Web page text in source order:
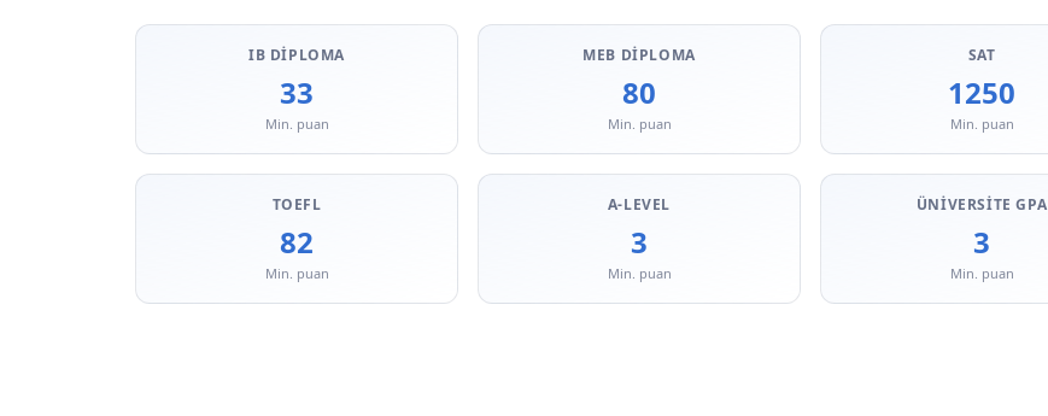
IB DIPLOMA
33
Min. puan
MEB DIPLOMA
80
Min. puan
SAT
1250
Min. puan
TOEFL
82
Min. puan
A-LEVEL
3
Min. puan
ÜNIVERSITE GPA
3
Min. puan